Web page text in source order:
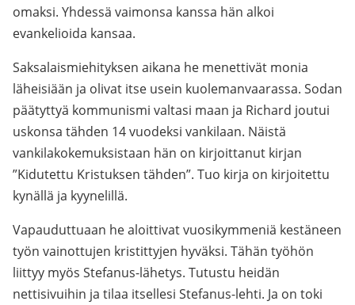
omaksi. Yhdessä vaimonsa kanssa hän alkoi
evankelioida kansaa.
Saksalaismiehityksen aikana he menettivät monia
läheisiään ja olivat itse usein kuolemanvaarassa. Sodan
päätyttyä kommunismi valtasi maan ja Richard joutui
uskonsa tähden 14 vuodeksi vankilaan. Näistä
vankilakokemuksistaan hän on kirjoittanut kirjan
”Kidutettu Kristuksen tähden”. Tuo kirja on kirjoitettu
kynällä ja kyynelillä.
Vapauduttuaan he aloittivat vuosikymmeniä kestäneen
työn vainottujen kristittyjen hyväksi. Tähän työhön
liittyy myös Stefanus-lähetys. Tutustu heidän
nettisivuihin ja tilaa itsellesi Stefanus-lehti. Ja on toki